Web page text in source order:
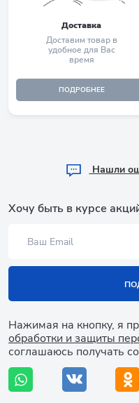
Доставка
Доставим товар в
удобное для Вас
время
ПОДРОБНЕЕ
Hашли
Хочу быть в курсе
Нажимая на кнопку, я
обработки и защиты
соглашаюсь получать